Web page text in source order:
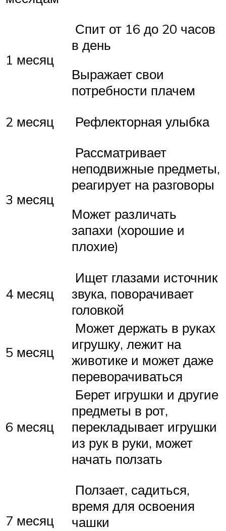
1 месяц
Спит от 16 до 20 часов
в день
Выражает свои
потребности плачем
2 месяц
Рефлекторная улыбка
3 месяц
Рассматривает
неподвижные предметы,
реагирует на разговоры
Может различать
запахи (хорошие и
плохие)
4 месяц
Ищет глазами источник
звука, поворачивает
головкой
5 месяц
Может держать в руках
игрушку, лежит на
животике и может даже
переворачиваться
6 месяц
Берет игрушки и другие
предметы в рот,
перекладывает игрушки
из рук в руки, может
начать ползать
7 месяц
Ползает, садиться,
время для освоения
чашки